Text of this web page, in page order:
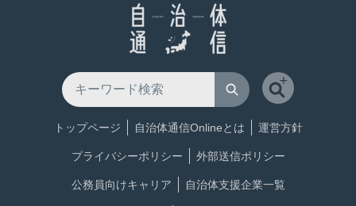
トップページ 自治体通信Onlineとは 運営方針
プライバシーポリシー 外部送信ポリシー
公務員向けキャリア 自治体支援企業一覧